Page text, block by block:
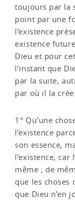
toujours par la
point par une
l’existence
existence
Dieu et pour
l’instant que
par la suite,
par où il la
1° Qu’une
l’existence
son essence,
l’existence, car
même ; de
que les choses
que Dieu n’en